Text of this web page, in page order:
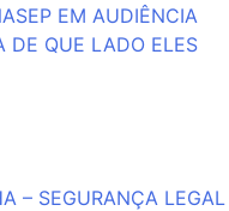
EM AUDIÊNCIA
DE QUE LADO ELES
– SEGURANÇA LEGAL